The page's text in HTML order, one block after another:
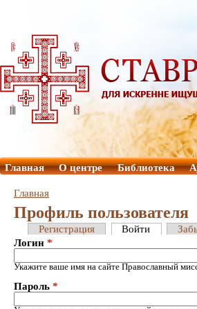
Главная О центре Библиотека
Главная
Профиль пользователя
Регистрация Войти
Логин *
Укажите ваше имя на сайте Православный
Пароль *